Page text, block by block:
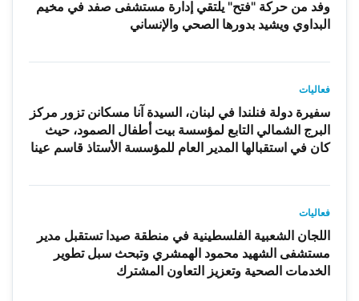
وفد من حركة "فتح" يلتقي إدارة مستشفى صفد في مخيم
البداوي ويشيد بدورها الصحي والإنساني
فعاليات
سفيرة دولة فنلندا في لبنان، السيدة آنا مسكانن تزور مركز
البرج الشمالي التابع لمؤسسة بيت أطفال الصمود، حيث
كان في استقبالها المدير العام للمؤسسة الأستاذ قاسم عينا
فعاليات
اللجان الشعبية الفلسطينية في منطقة صيدا تستقبل مدير
مستشفى الشهيد محمود الهمشري وتبحث سبل تطوير
الخدمات الصحية وتعزيز التعاون المشترك